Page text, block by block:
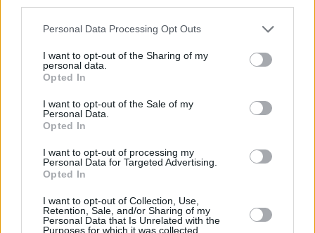
Personal Data Processing Opt Outs
I want to opt-out of the Sharing of my
personal data.
Opted In
I want to opt-out of the Sale of my
Personal Data.
Opted In
I want to opt-out of processing my
Personal Data for Targeted Advertising.
Opted In
I want to opt-out of Collection, Use,
Retention, Sale, and/or Sharing of my
Personal Data that Is Unrelated with the
Purposes for which it was collected.
Παπασταύρου: Στρατηγικής σημασίας η
Ελλάδα
Οι εξελίξεις της σύγκρουσης στη Μέση Ανατολή και οι επιπτώσεις